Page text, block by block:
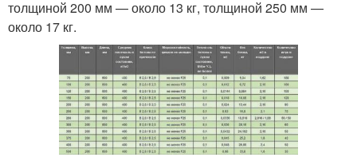
толщиной 200 мм — около 13 кг, толщиной 250 мм —
около 17 кг.